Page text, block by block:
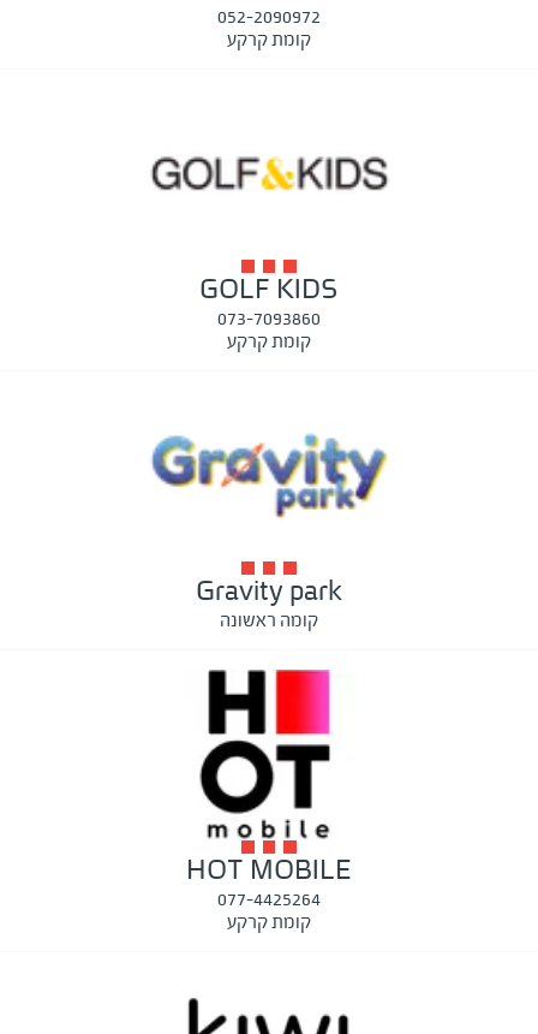
052-2090972
קומת קרקע
GOLF KIDS
073-7093860
קומת קרקע
Gravity park
קומה ראשונה
HOT MOBILE
077-4425264
קומת קרקע